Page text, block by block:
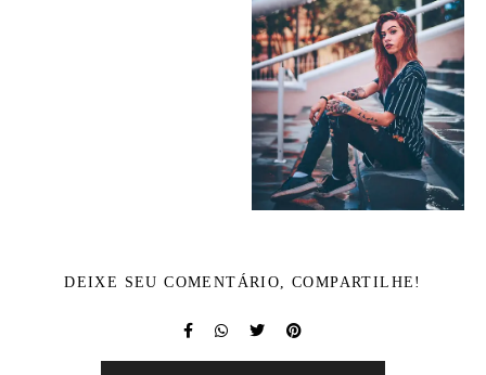
DEIXE SEU COMENTÁRIO, COMPARTILHE!